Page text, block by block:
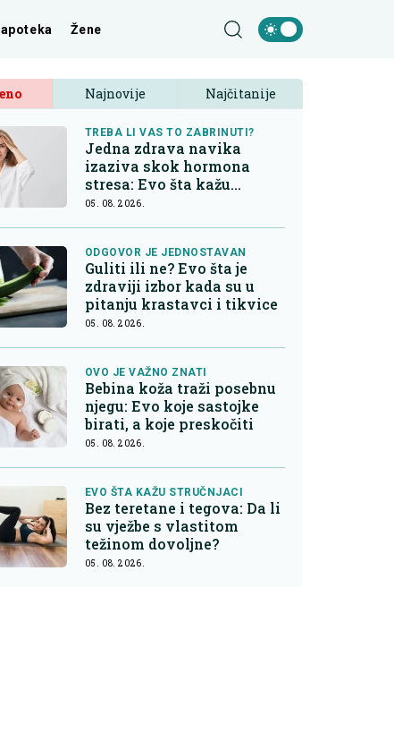
Žene
Najnovije Najčitanije
TREBA LI VAS TO ZABRINUTI?
Jedna zdrava navika
izaziva skok hormona
stresa: Evo šta kažu
endokrinolozi
05. 08. 2026.
ODGOVOR JE JEDNOSTAVAN
Guliti ili ne? Evo šta je
zdraviji izbor kada su u
pitanju krastavci i tikvice
05. 08. 2026.
OVO JE VAŽNO ZNATI
Bebina koža traži posebnu
njegu: Evo koje sastojke
birati, a koje preskočiti
05. 08. 2026.
EVO ŠTA KAŽU STRUČNJACI
Bez teretane i tegova: Da li
su vježbe s vlastitom
težinom dovoljne?
05. 08. 2026.